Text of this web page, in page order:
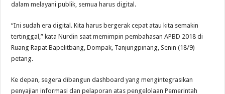
dalam melayani publik, semua harus digital.
“Ini sudah era digital. Kita harus bergerak cepat atau kita semakin
tertinggal,” kata Nurdin saat memimpin pembahasan APBD 2018 di
Ruang Rapat Bapelitbang, Dompak, Tanjungpinang, Senin (18/9)
petang.
Ke depan, segera dibangun dashboard yang mengintegrasikan
penyajian informasi dan pelaporan atas pengelolaan Pemerintah